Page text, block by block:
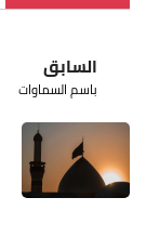
السابق
باسم السماوات